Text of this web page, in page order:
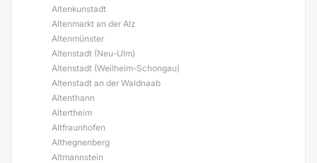
Altenkunstadt
Altenmarkt an der Alz
Altenmünster
Altenstadt (Neu-Ulm)
Altenstadt (Weilheim-Schongau)
Altenstadt an der Waldnaab
Altenthann
Altertheim
Altfraunhofen
Althegnenberg
Altmannstein